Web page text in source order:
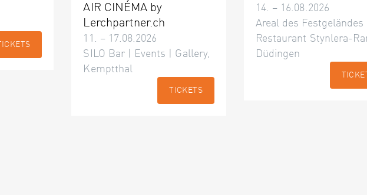
TICKETS
AIR CINÉMA by
Lerchpartner.ch
11. – 17.08.2026
SILO Bar | Events | Gallery,
Kemptthal
TICKETS
14. – 16.08.2026
Areal des Festgeländes
Restaurant Stynlera-
Düdingen